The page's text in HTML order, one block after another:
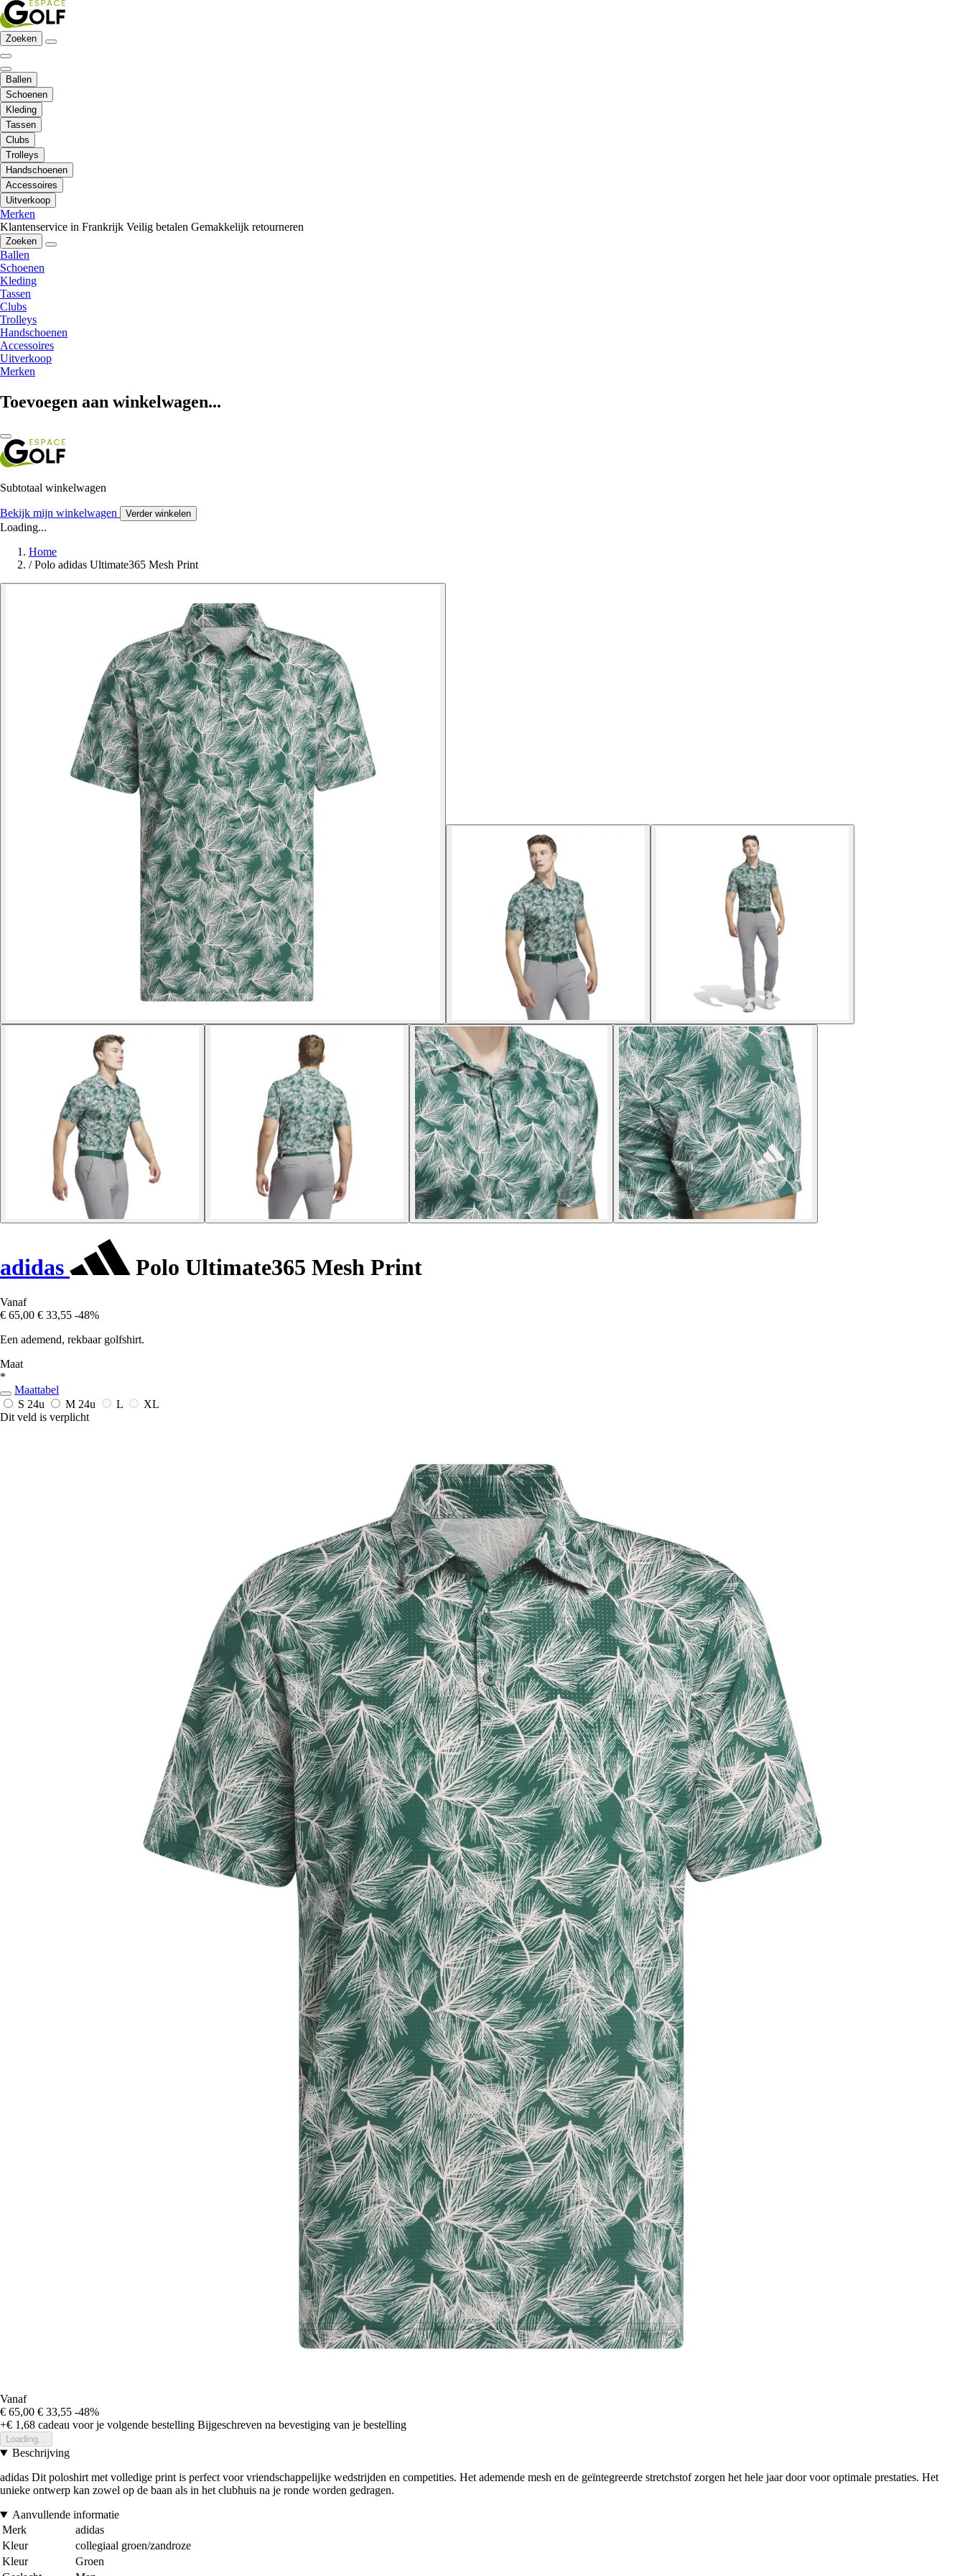
Zoeken
Ballen
Schoenen
Kleding
Tassen
Clubs
Trolleys
Handschoenen
Accessoires
Uitverkoop
Merken
Klantenservice in Frankrijk Veilig betalen Gemakkelijk retourneren
Zoeken
Ballen
Schoenen
Kleding
Tassen
Clubs
Trolleys
Handschoenen
Accessoires
Uitverkoop
Merken
Toevoegen aan winkelwagen...
Subtotaal winkelwagen
Bekijk mijn winkelwagen Verder winkelen
Loading...
Home
/ Polo adidas Ultimate365 Mesh Print
adidas Polo Ultimate365 Mesh Print
Vanaf
€ 65,00 € 33,55 -48%
Een ademend, rekbaar golfshirt.
Maat
*
Maattabel
S 24u M 24u L
XL
Dit veld is verplicht
Vanaf
€ 65,00 € 33,55 -48%
+€ 1,68 cadeau voor je volgende bestelling Bijgeschreven na bevestiging van je bestelling
Loading...
Beschrijving
adidas Dit poloshirt met volledige print is perfect voor vriendschappelijke wedstrijden en competities. Het ademende mesh en de geïntegreerde stretchstof zorgen het hele jaar door voor optimale prestaties. Het
unieke ontwerp kan zowel op de baan als in het clubhuis na je ronde worden gedragen.
Aanvullende informatie
Merk
adidas
Kleur
collegiaal groen/zandroze
Kleur
Groen